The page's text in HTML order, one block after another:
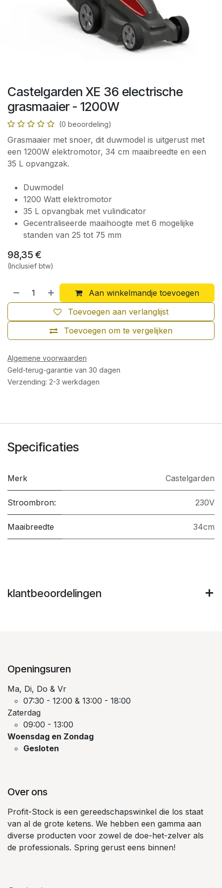
Castelgarden XE 36 electrische
grasmaaier - 1200W
(0 beoordeling)
Grasmaaier met snoer, dit duwmodel is uitgerust met
een 1200W elektromotor, 34 cm maaibreedte en een
35 L opvangzak.
Duwmodel
1200 Watt elektromotor
35 L opvangbak met vulindicator
Gecentraliseerde maaihoogte met 6 mogelijke
standen van 25 tot 75 mm
98,35 €
(Inclusief btw)
Aan winkelmandje toevoegen
Toevoegen om te vergelijken
Toevoegen aan verlanglijst
Algemene voorwaarden
Geld-terug-garantie van 30 dagen
Verzending: 2-3 werkdagen
Specificaties
Merk Castelgarden
Stroombron: 230V
Maaibreedte 34cm
klantbeoordelingen
Openingsuren
Ma, Di, Do & Vr
07:30 - 12:00 & 13:00 - 18:00
Zaterdag
09:00 - 13:00
Woensdag en Zondag
Gesloten
Over ons
Profit-Stock is een gereedschapswinkel die los staat
van al de grote ketens. We hebben een gamma aan
diverse producten voor zowel de doe-het-zelver als
de professionals. Spring gerust eens binnen!